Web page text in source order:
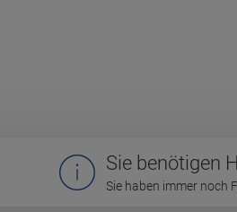
Sie benötigen
Sie haben immer noch